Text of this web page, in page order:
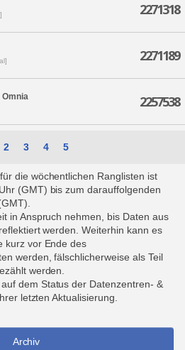
2271318
2271189
2257538
2 3 4 5
die wöchentlichen Ranglisten ist
(GMT) bis zum darauffolgenden
in Anspruch nehmen, bis Daten aus
werden. Weiterhin kann es
kurz vor Ende des
werden, fälschlicherweise als Teil
werden.
dem Status der Datenzentren- &
letzten Aktualisierung.
Archiv